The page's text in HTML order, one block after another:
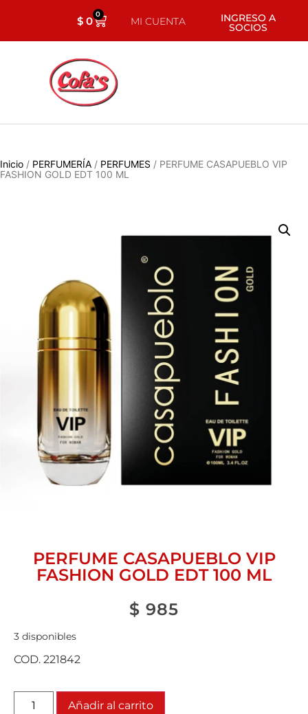
$0 0
MI CUENTA INGRESO A
SOCIOS
Inicio / PERFUMERÍA / PERFUMES / PERFUME CASAPUEBLO VIP
FASHION GOLD EDT 100 ML
PERFUME CASAPUEBLO VIP
FASHION GOLD EDT 100 ML
$ 985
3 disponibles
COD. 221842
Añadir al carrito